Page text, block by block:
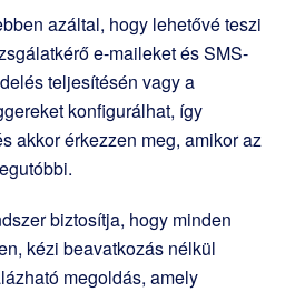
azáltal, hogy lehetővé teszi
e-maileket és SMS-
teljesítésén vagy a
konfigurálhat, így
akkor érkezzen meg, amikor az
biztosítja, hogy minden
kézi beavatkozás nélkül
megoldás, amely